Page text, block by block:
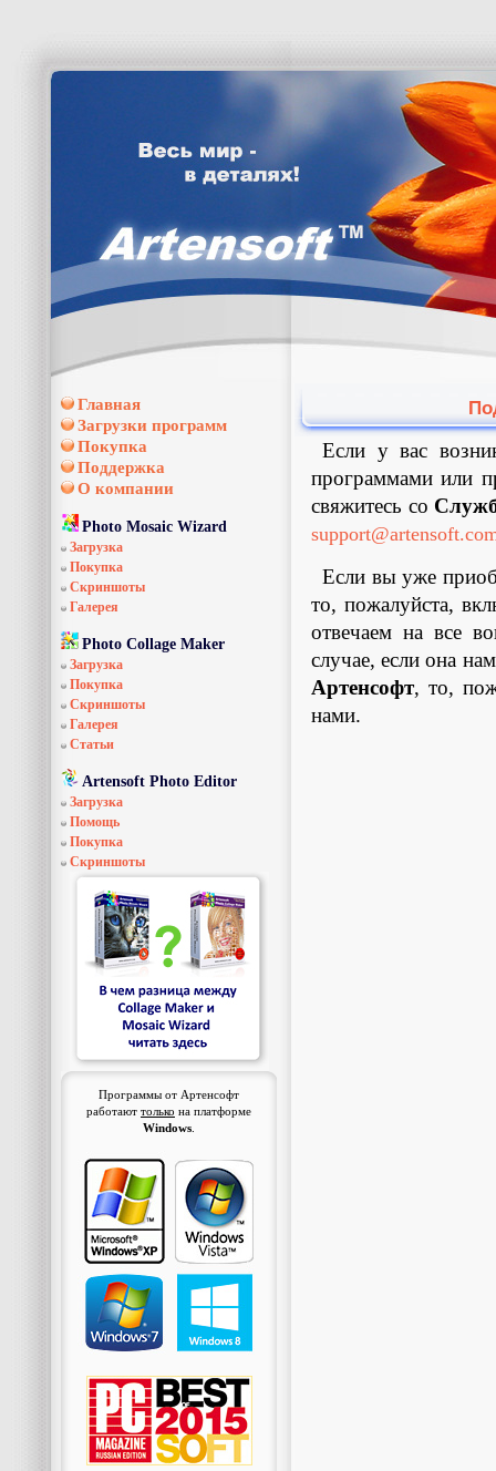
Главная
Загрузки программ
Покупка
Поддержка
О компании
Photo Mosaic Wizard
Загрузка
Покупка
Скриншоты
Галерея
Photo Collage Maker
Загрузка
Покупка
Скриншоты
Галерея
Статьи
Artensoft Photo Editor
Загрузка
Помощь
Покупка
Скриншоты
Программы от Артенсофт
работают только на платформе
Windows
Если у вас
программами или
свяжитесь со
Если вы уже
то, пожалуйста,
отвечаем на все
случае, если она
Артенсофт, то,
нами.